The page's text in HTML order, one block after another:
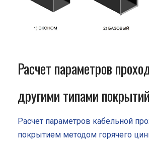
Расчет параметров
другими типами
Расчет параметров кабельной
покрытием методом горячего